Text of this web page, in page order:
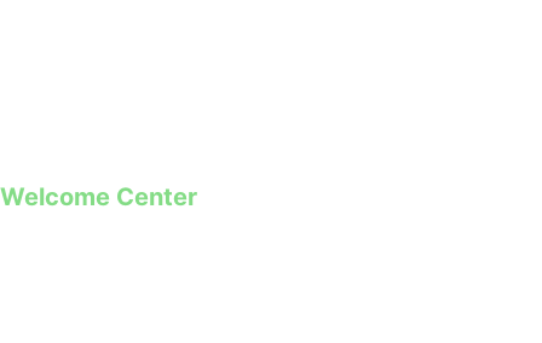
Welcome Center